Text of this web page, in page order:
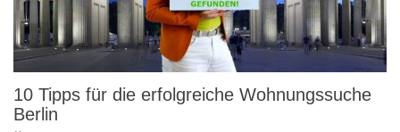
10 Tipps für die erfolgreiche Wohnungssuche
Berlin